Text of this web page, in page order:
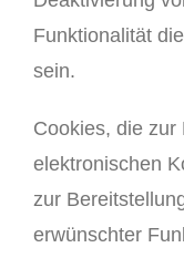
Funktionalität
sein.
Cookies, die zur
elektronischen
zur
erwünschter